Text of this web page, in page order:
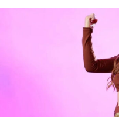
Comparte esto: